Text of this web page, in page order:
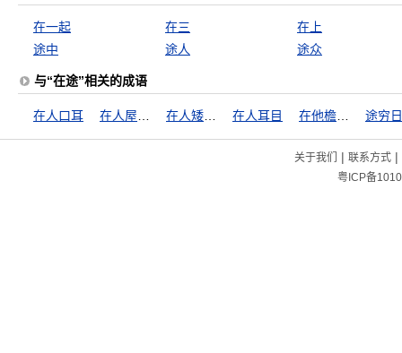
在一起 在三
在上
途中
途人 途众
与“在途”相关的成语
在人口耳 在人耳目 途穷
关于我们 | 联系方式|
粤ICP备